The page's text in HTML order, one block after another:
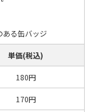
ある缶バッジ
単価(税込)
180円
170円